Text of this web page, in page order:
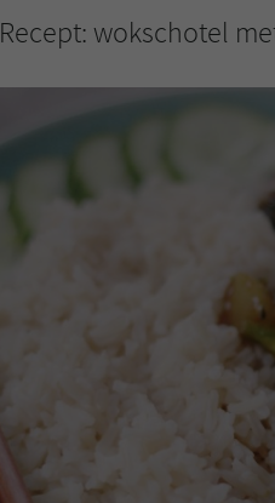
Recept: wokschotel